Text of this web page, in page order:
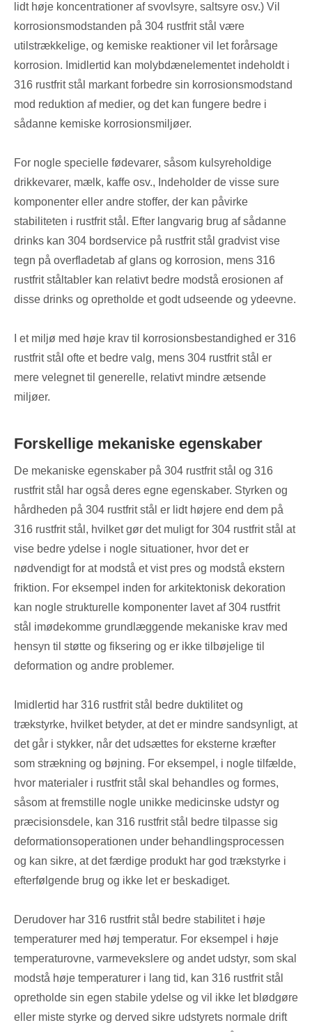
lidt høje koncentrationer af svovlsyre, saltsyre osv.) Vil
korrosionsmodstanden på 304 rustfrit stål være
utilstrækkelige, og kemiske reaktioner vil let forårsage
korrosion. Imidlertid kan molybdænelementet indeholdt i
316 rustfrit stål markant forbedre sin korrosionsmodstand
mod reduktion af medier, og det kan fungere bedre i
sådanne kemiske korrosionsmiljøer.
For nogle specielle fødevarer, såsom kulsyreholdige
drikkevarer, mælk, kaffe osv., Indeholder de visse sure
komponenter eller andre stoffer, der kan påvirke
stabiliteten i rustfrit stål. Efter langvarig brug af sådanne
drinks kan 304 bordservice på rustfrit stål gradvist vise
tegn på overfladetab af glans og korrosion, mens 316
rustfrit ståltabler kan relativt bedre modstå erosionen af ​​
disse drinks og opretholde et godt udseende og ydeevne.
I et miljø med høje krav til korrosionsbestandighed er 316
rustfrit stål ofte et bedre valg, mens 304 rustfrit stål er
mere velegnet til generelle, relativt mindre ætsende
miljøer.
Forskellige mekaniske egenskaber
De mekaniske egenskaber på 304 rustfrit stål og 316
rustfrit stål har også deres egne egenskaber. Styrken og
hårdheden på 304 rustfrit stål er lidt højere end dem på
316 rustfrit stål, hvilket gør det muligt for 304 rustfrit stål at
vise bedre ydelse i nogle situationer, hvor det er
nødvendigt for at modstå et vist pres og modstå ekstern
friktion. For eksempel inden for arkitektonisk dekoration
kan nogle strukturelle komponenter lavet af 304 rustfrit
stål imødekomme grundlæggende mekaniske krav med
hensyn til støtte og fiksering og er ikke tilbøjelige til
deformation og andre problemer.
Imidlertid har 316 rustfrit stål bedre duktilitet og
trækstyrke, hvilket betyder, at det er mindre sandsynligt, at
det går i stykker, når det udsættes for eksterne kræfter
som strækning og bøjning. For eksempel, i nogle tilfælde,
hvor materialer i rustfrit stål skal behandles og formes,
såsom at fremstille nogle unikke medicinske udstyr og
præcisionsdele, kan 316 rustfrit stål bedre tilpasse sig
deformationsoperationen under behandlingsprocessen
og kan sikre, at det færdige produkt har god trækstyrke i
efterfølgende brug og ikke let er beskadiget.
Derudover har 316 rustfrit stål bedre stabilitet i høje
temperaturer med høj temperatur. For eksempel i høje
temperaturovne, varmevekslere og andet udstyr, som skal
modstå høje temperaturer i lang tid, kan 316 rustfrit stål
opretholde sin egen stabile ydelse og vil ikke let blødgøre
eller miste styrke og derved sikre udstyrets normale drift